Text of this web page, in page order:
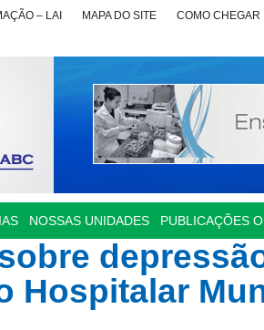
– LAI MAPA DO SITE COMO CHEGAR
NOSSAS UNIDADES PUBLICAÇÕES
Hospitalar